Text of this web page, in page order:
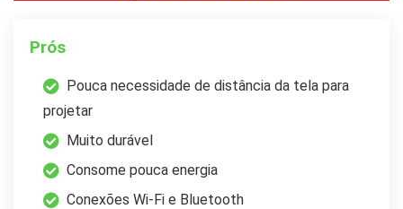
Prós
Pouca necessidade de distância da tela para
projetar
Muito durável
Consome pouca energia
Conexões Wi-Fi e Bluetooth